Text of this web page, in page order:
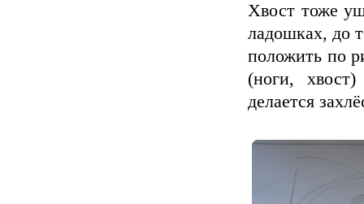
Хвост тоже
ладошках, до
положить по
(ноги,
делается